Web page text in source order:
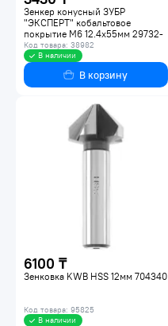
Зенкер конусный ЗУБР
"ЭКСПЕРТ" кобальтовое
покрытие М6 12.4х55мм 29732-
6
Код товара: 38982
В наличии
В корзину
6100 ₸
Зенковка KWB HSS 12мм 704340
Код товара: 95825
В наличии